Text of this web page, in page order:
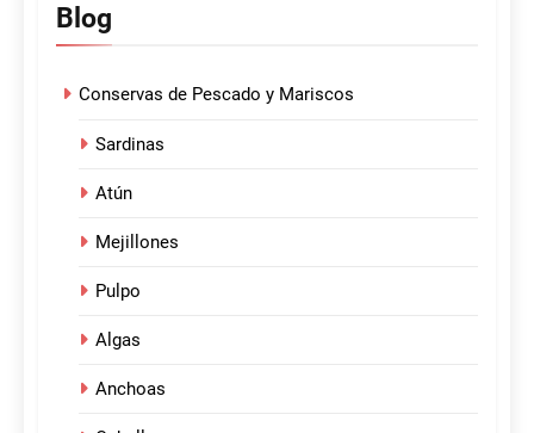
Blog
Conservas de Pescado y Mariscos
Sardinas
Atún
Mejillones
Pulpo
Algas
Anchoas